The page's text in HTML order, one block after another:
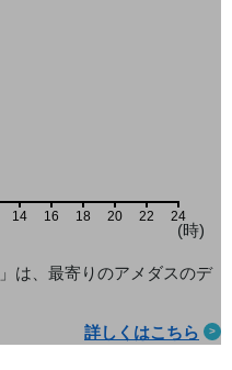
14 16 18 20 22 24
(時)
は、最寄りのアメダスのデ
詳しくはこちら